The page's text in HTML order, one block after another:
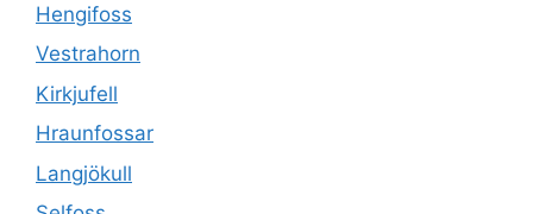
Hengifoss
Vestrahorn
Kirkjufell
Hraunfossar
Langjökull